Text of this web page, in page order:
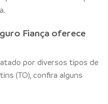
Fiança oferece
por diversos tipos de
(TO), confira alguns